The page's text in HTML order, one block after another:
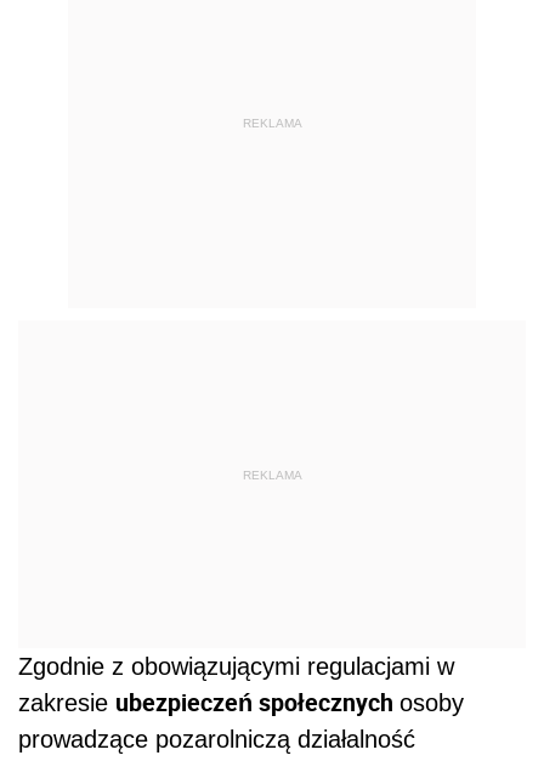
REKLAMA
REKLAMA
Zgodnie z obowiązującymi regulacjami w
zakresie ubezpieczeń społecznych osoby
prowadzące pozarolniczą działalność